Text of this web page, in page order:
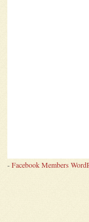
-Facebook Members